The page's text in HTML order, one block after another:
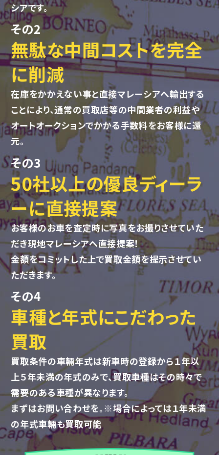
シアです。
その2
無駄な中間コストを完全
に削減
在庫をかかえない事と直接マレーシアへ輸出する
ことにより、通常の買取店等の中間業者の利益や
オートオークションでかかる手数料をお客様に還
元。
その3
50社以上の優良ディーラ
ーに直接提案
お客様のお車を査定時に写真をお撮りさせていた
だき現地マレーシアへ直接提案！
金額をコミットした上で買取金額を提示させてい
ただきます。
その4
車種と年式にこだわった
買取
買取条件の車輛年式は新車時の登録から１年以
上５年未満の年式のみで、買取車種はその時々で
需要のある車種が異なります。
まずはお問い合わせを。※場合によっては１年未満
の年式車輛も買取可能